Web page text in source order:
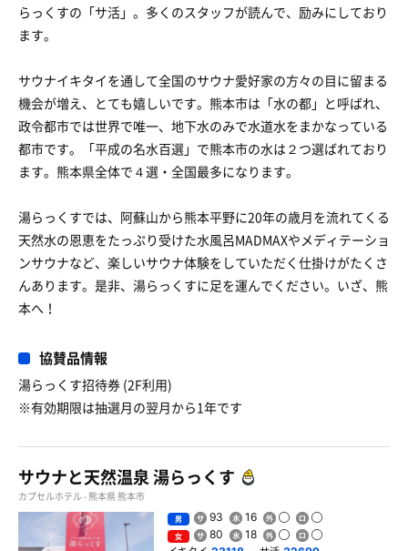
らっくすの「サ活」。多くのスタッフが読んで、励みにしており
ます。
サウナイキタイを通して全国のサウナ愛好家の方々の目に留まる
機会が増え、とても嬉しいです。熊本市は「水の都」と呼ばれ、
政令都市では世界で唯一、地下水のみで水道水をまかなっている
都市です。「平成の名水百選」で熊本市の水は２つ選ばれており
ます。熊本県全体で４選・全国最多になります。
湯らっくすでは、阿蘇山から熊本平野に20年の歳月を流れてくる
天然水の恩恵をたっぷり受けた水風呂MADMAXやメディテーショ
ンサウナなど、楽しいサウナ体験をしていただく仕掛けがたくさ
んあります。是非、湯らっくすに足を運んでください。いざ、熊
本へ！
協賛品情報
湯らっくす招待券 (2F利用)
※有効期限は抽選月の翌月から1年です
サウナと天然温泉 湯らっくす
カプセルホテル - 熊本県 熊本市
男 93 16
女 80 18